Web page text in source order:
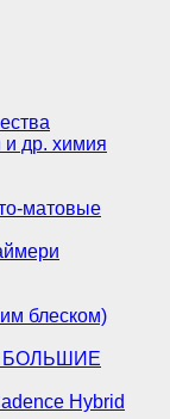
и др. химия
матовые
блеском)
БОЛЬШИЕ
Hybrid